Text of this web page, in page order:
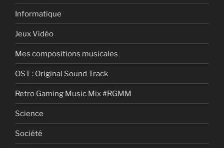
Informatique
Jeux Vidéo
Mes compositions musicales
OST : Original Sound Track
Retro Gaming Music Mix #RGMM
Science
Société